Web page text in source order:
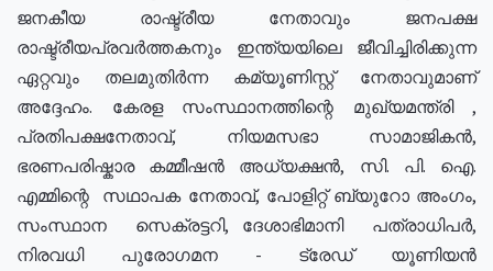
ജനകീയ രാഷ്ട്രീയ നേതാവും ജനപക്ഷ
രാഷ്ട്രീയപ്രവർത്തകനും ഇന്ത്യയിലെ ജീവിച്ചിരിക്കുന്ന
ഏറ്റവും തലമുതിർന്ന കമ്യൂണിസ്റ്റ് നേതാവുമാണ്
അദ്ദേഹം. കേരള സംസ്ഥാനത്തിന്റെ മുഖ്യമന്ത്രി ,
പ്രതിപക്ഷനേതാവ്, നിയമസഭാ സാമാജികൻ,
ഭരണപരിഷ്കാര കമ്മീഷൻ അധ്യക്ഷൻ, സി. പി. ഐ.
എമ്മിന്റെ സഥാപക നേതാവ്, പോളിറ്റ് ബ്യുറോ അംഗം,
സംസ്ഥാന സെക്രട്ടറി, ദേശാഭിമാനി പത്രാധിപർ,
നിരവധി പുരോഗമന - ട്രേഡ് യൂണിയൻ